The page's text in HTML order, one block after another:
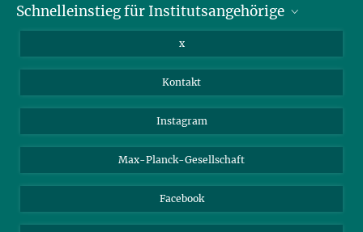
Bibliothek
Schnelleinstieg für Institutsangehörige
Nextcloud
x
Kontakt
Instagram
Max-Planck-Gesellschaft
Facebook